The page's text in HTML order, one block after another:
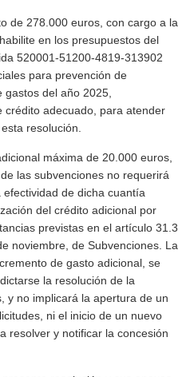
de 278.000 euros, con cargo a la
en los presupuestos del
520001-51200-4819-313902
para prevención de
del año 2025,
crédito adecuado, para atender
resolución.
máxima de 20.000 euros,
las subvenciones no requerirá
de dicha cuantía
del crédito adicional por
previstas en el artículo 31.3
noviembre, de Subvenciones. La
de gasto adicional, se
la resolución de la
y no implicará la apertura de un
ni el inicio de un nuevo
resolver y notificar la concesión